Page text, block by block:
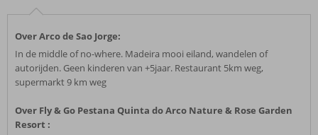
Over Arco de Sao Jorge:
In de middle of no-where. Madeira mooi eiland, wandelen of
autorijden. Geen kinderen van +5jaar. Restaurant 5km weg,
supermarkt 9 km weg
Over Fly & Go Pestana Quinta do Arco Nature & Rose Garden
Resort :